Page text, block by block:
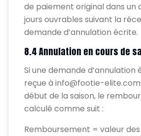
de paiement original dans un
jours ouvrables suivant la
demande d’annulation écrite.
8.4 Annulation en cours de
Si une demande d’annulation
reçue à info@footie-
début de la saison, le
calculé comme suit :
Remboursement = valeur